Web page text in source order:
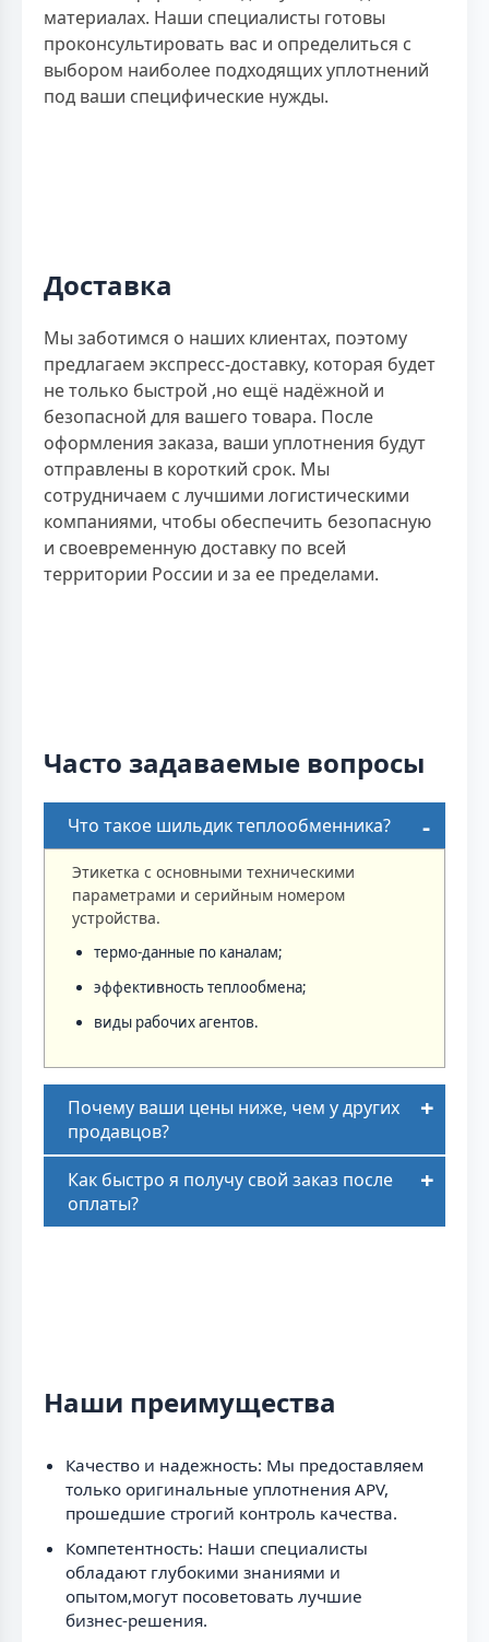
материалах. Наши специалисты готовы
проконсультировать вас и определиться с
выбором наиболее подходящих уплотнений
под ваши специфические нужды.
Доставка
Мы заботимся о наших клиентах, поэтому
предлагаем экспресс-доставку, которая будет
не только быстрой ,но ещё надёжной и
безопасной для вашего товара. После
оформления заказа, ваши уплотнения будут
отправлены в короткий срок. Мы
сотрудничаем с лучшими логистическими
компаниями, чтобы обеспечить безопасную
и своевременную доставку по всей
территории России и за ее пределами.
Часто задаваемые вопросы
Что такое шильдик теплообменника?
Этикетка с основными техническими
параметрами и серийным номером
устройства.
термо-данные по каналам;
эффективность теплообмена;
виды рабочих агентов.
Почему ваши цены ниже, чем у других
продавцов?
Как быстро я получу свой заказ после
оплаты?
Наши преимущества
Качество и надежность: Мы предоставляем
только оригинальные уплотнения APV,
прошедшие строгий контроль качества.
Компетентность: Наши специалисты
обладают глубокими знаниями и
опытом,могут посоветовать лучшие
бизнес-решения.